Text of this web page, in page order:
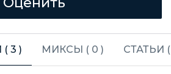
( 3 ) МИКСЫ ( 0 ) СТАТЬИ